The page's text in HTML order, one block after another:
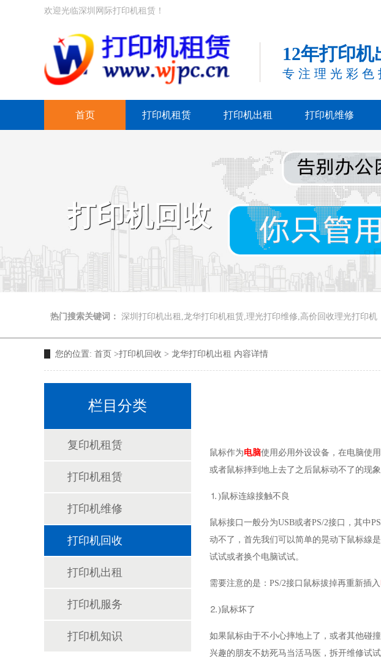
欢迎光临深圳网际打印机租赁！
12年打印
专注理光彩色
首页 打印机租赁 打印机出租 打印机维修
打印机回收
热门搜索关键词： 深圳打印机出租,龙华打印机租赁,理光打印维修,高价回收理光打印机
您的位置: 首页 >打印机回收 > 龙华打印机出租 内容详情
栏目分类
复印机租赁
打印机租赁
打印机维修
打印机回收
打印机出租
打印机服务
打印机知识
鼠标作为电脑使用必用外设设备，在电脑使
或者鼠标摔到地上去了之后鼠标动不了的
⒈)鼠标连線接触不良
鼠标接口一般分为USB或者PS/2接口，其中
动不了，首先我们可以简单的晃动下鼠标線
试试或者换个电脑试试。
需要注意的是：PS/2接口鼠标拔掉再重新插入
⒉)鼠标坏了
如果鼠标由于不小心摔地上了，或者其他碰
兴趣的朋友不妨死马当活马医，拆开维修试试